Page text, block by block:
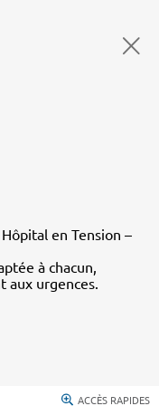
en Tension –
à chacun,
aux urgences.
ACCÈS RAPIDES